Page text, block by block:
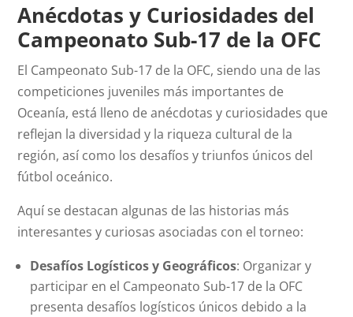
Anécdotas y Curiosidades del
Campeonato Sub-17 de la OFC
El Campeonato Sub-17 de la OFC, siendo una de las
competiciones juveniles más importantes de
Oceanía, está lleno de anécdotas y curiosidades que
reflejan la diversidad y la riqueza cultural de la
región, así como los desafíos y triunfos únicos del
fútbol oceánico.
Aquí se destacan algunas de las historias más
interesantes y curiosas asociadas con el torneo:
Desafíos Logísticos y Geográficos: Organizar y
participar en el Campeonato Sub-17 de la OFC
presenta desafíos logísticos únicos debido a la